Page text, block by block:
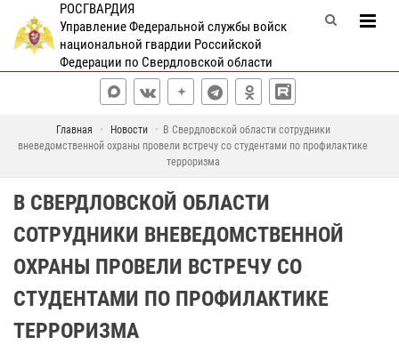
РОСГВАРДИЯ
Управление Федеральной службы войск
национальной гвардии Российской
Федерации по Свердловской области
Главная Новости
В Свердловской области сотрудники
вневедомственной охраны провели встречу со студентами по профилактике
терроризма
В СВЕРДЛОВСКОЙ ОБЛАСТИ
СОТРУДНИКИ ВНЕВЕДОМСТВЕННОЙ
ОХРАНЫ ПРОВЕЛИ ВСТРЕЧУ СО
СТУДЕНТАМИ ПО ПРОФИЛАКТИКЕ
ТЕРРОРИЗМА